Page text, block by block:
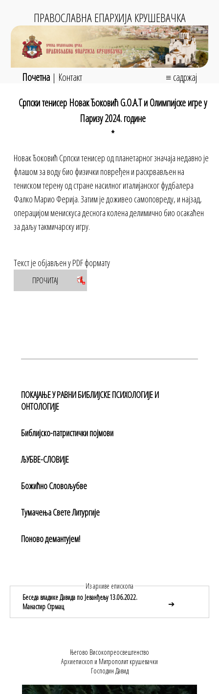
ПРАВОСЛАВНА ЕПАРХИЈА КРУШЕВАЧКА
Почетна| Контакт
≡ садржај
Српски тенисер Новак Ђоковић G.O.A.T и Олимпијске игре у
Паризу 2024. године
*
Новак Ђоковић Српски тенисер од планетарног значаја недавно је
флашом за воду био физички повређен и раскрвављен на
тениском терену од стране насилног италијанског фудбалера
Фалко Марио Ферија. Затим је доживео самоповреду, и најзад,
операцијом менискуса деснога колена делимично био осакаћен
за даљу такмичарску игру.
Текст је објављен у PDF формату
ПРОЧИТАЈ
ПОКАЈАЊЕ У РАВНИ БИБЛИЈСКЕ ПСИХОЛОГИЈЕ И
ОНТОЛОГИЈЕ
Библијско-патристички појмови
ЉУБВЕ-СЛОВИЈЕ
Божићнo Словољубве
Тумачења Свете Литургије
Поново демантујем!
Из архиве епископа
Беседа владике Давида по Јеванђељу 13.06.2022.
Манастир Стрмац
➔
Његово Високопреосвештенство
Архиепископ и Митрополит крушевачки
Господин Давид